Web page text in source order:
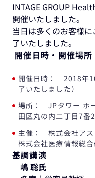
INTAGE GROUP
開催いたしました。
当日は多くのお客様
了いたしました。
開催日時・開催場所
開催日時： 2018年
了いたしました）
場所： JPタワー ホ
田区丸の内二丁目7
主催： 株式会社アス
株式会社医療情報総
基調講演
嶋 聡氏